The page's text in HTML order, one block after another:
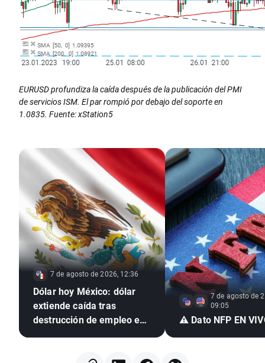
EURUSD profundiza la caída después de la publicación del PMI
de servicios ISM. El par rompió por debajo del soporte en
1.0835. Fuente: xStation5
7 de agosto de 2026, 12:36
Dólar hoy México: dólar
extiende caída tras
destrucción de empleo en
7 de agosto de
09:05
⚠️ Dato NFP EN